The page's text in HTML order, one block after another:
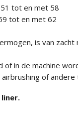
51 tot en met 58
tot en met 62
is van zacht
in de machine
of andere
liner.